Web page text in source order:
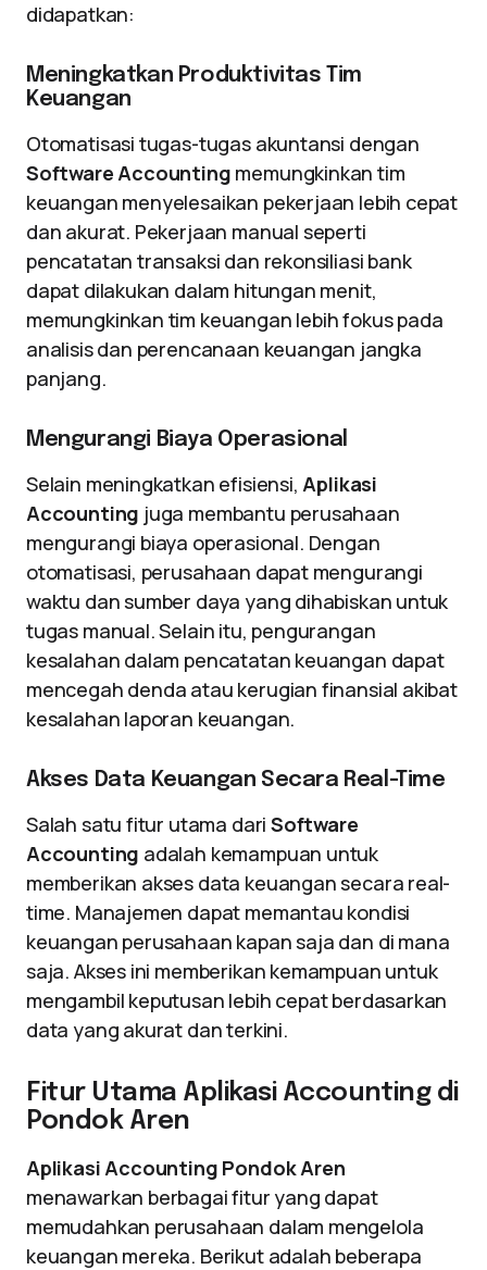
didapatkan:
Meningkatkan Produktivitas Tim
Keuangan
Otomatisasi tugas-tugas akuntansi dengan
Software Accounting memungkinkan tim
keuangan menyelesaikan pekerjaan lebih cepat
dan akurat. Pekerjaan manual seperti
pencatatan transaksi dan rekonsiliasi bank
dapat dilakukan dalam hitungan menit,
memungkinkan tim keuangan lebih fokus pada
analisis dan perencanaan keuangan jangka
panjang.
Mengurangi Biaya Operasional
Selain meningkatkan efisiensi,Aplikasi
Accounting juga membantu perusahaan
mengurangi biaya operasional. Dengan
otomatisasi, perusahaan dapat mengurangi
waktu dan sumber daya yang dihabiskan untuk
tugas manual. Selain itu, pengurangan
kesalahan dalam pencatatan keuangan dapat
mencegah denda atau kerugian finansial akibat
kesalahan laporan keuangan.
Akses Data Keuangan Secara Real-Time
Salah satu fitur utama dari Software
Accounting adalah kemampuan untuk
memberikan akses data keuangan secara real-
time. Manajemen dapat memantau kondisi
keuangan perusahaan kapan saja dan di mana
saja. Akses ini memberikan kemampuan untuk
mengambil keputusan lebih cepat berdasarkan
data yang akurat dan terkini.
Fitur Utama Aplikasi Accounting di
Pondok Aren
Aplikasi Accounting Pondok Aren
menawarkan berbagai fitur yang dapat
memudahkan perusahaan dalam mengelola
keuangan mereka. Berikut adalah beberapa